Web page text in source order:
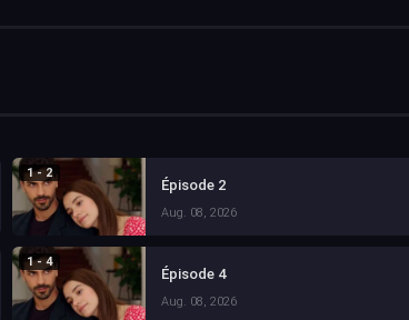
1 - 2
Épisode 2
Aug. 08, 2026
1 - 4
Épisode 4
Aug. 08, 2026